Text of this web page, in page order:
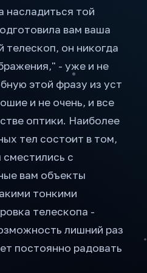
насладиться той
вам ваша
он никогда
- уже и не
этой фразу из уст
и не очень, и все
оптики. Наиболее
тел состоит в том,
с
вам объекты
тонкими
телескопа -
лишний раз
постоянно радовать